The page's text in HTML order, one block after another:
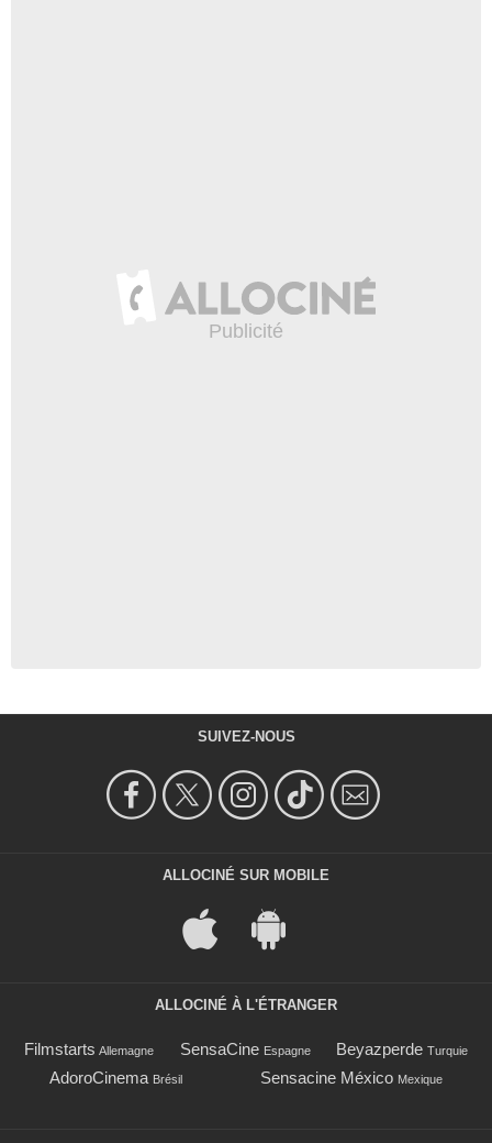
SUIVEZ-NOUS
ALLOCINÉ SUR MOBILE
ALLOCINÉ À L'ÉTRANGER
Filmstarts Allemagne SensaCine Espagne Beyazperde Turquie
AdoroCinema Brésil Sensacine México Mexique